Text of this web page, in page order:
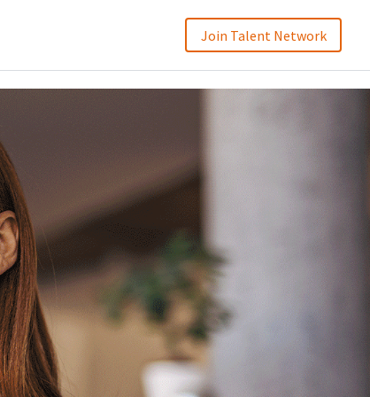
Join Talent Network